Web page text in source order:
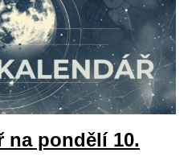
na pondělí 10.